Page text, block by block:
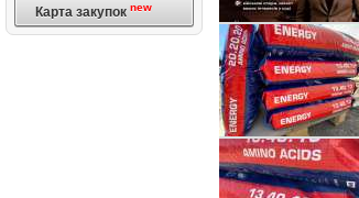
Карта закупок new